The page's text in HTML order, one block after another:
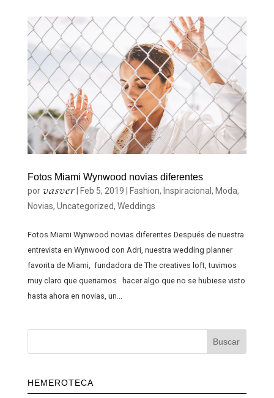
Fotos Miami Wynwood novias diferentes
por vasver| Feb 5, 2019 Fashion, Inspiracional , Moda,
Novias, Uncategorized, Weddings
Fotos Miami Wynwood novias diferentes Después de nuestra
entrevista en Wynwood con Adri, nuestra wedding planner
favorita de Miami, fundadora de The creatives loft, tuvimos
muy claro que queriamos hacer algo que no se hubiese visto
hasta ahora en novias, un...
HEMEROTECA